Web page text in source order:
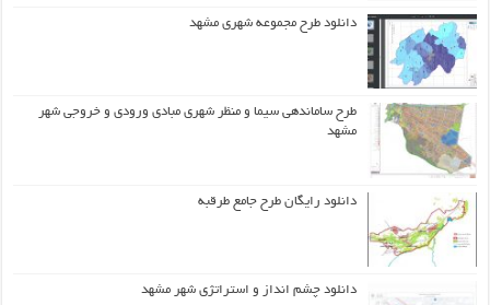
دانلود طرح مجموعه شهری مشهد
طرح ساماندهی سیما و منظر شهری مبادی ورودی و خروجی شهر
مشهد
دانلود رایگان طرح جامع طرقبه
دانلود چشم انداز و استراتژی شهر مشهد